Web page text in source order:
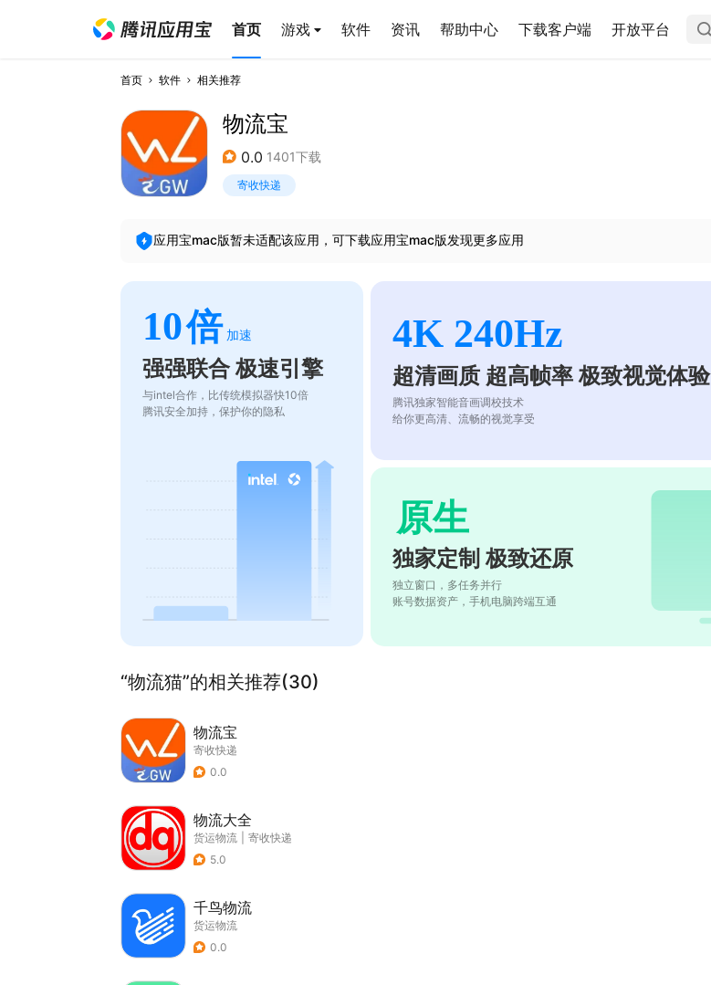
首页 游戏 软件 资讯 帮助中心 下载客户端 开放平台
首页 软件 相关推荐
物流宝
0.0 1401下载
寄收快递
应用宝mac版暂未适配该应用，可下载应用宝mac版发现更多应用
10倍 加速
强强联合 极速引擎
与intel合作，比传统模拟器快10倍
腾讯安全加持，保护你的隐私
4K 240Hz
超清画质 超高帧率 极致视觉体验
腾讯独家智能音画调校技术
给你更高清、流畅的视觉享受
原生
独家定制 极致还原
独立窗口，多任务并行
账号数据资产，手机电脑跨端互通
“物流猫”的相关推荐(30)
物流宝
寄收快递
0.0
物流大全
货运物流
寄收快递
5.0
千鸟物流
货运物流
0.0